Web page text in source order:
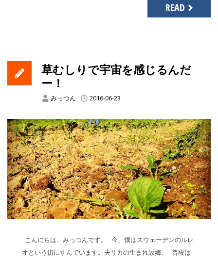
READ
草むしりで宇宙を感じるんだ
ー！
みっつん 2016-06-23
こんにちは、みっつんです。 今、僕はスウェーデンのルレ
オという街にすんでいます。夫リカの生まれ故郷。 普段は